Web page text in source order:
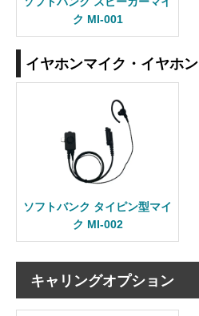
ク MI-001
イヤホンマイク・イヤホン
ソフトバンク タイピン型マイ
ク MI-002
キャリングオプション